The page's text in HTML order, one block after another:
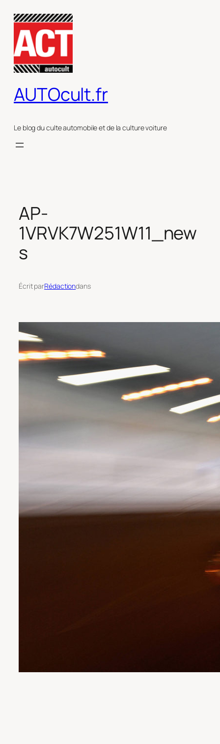
contenu
AUTOcult.fr
Le blog du culte automobile et de la culture voiture
AP-
1VRVK7W251W11_new
s
Écrit parRédactiondans